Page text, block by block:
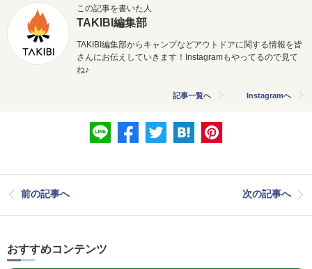
この記事を書いた人
TAKIBI編集部
TAKIBI編集部からキャンプなどアウトドアに関する情報を皆
さんにお伝えしていきます！Instagramもやってるので見て
ね♪
記事一覧へ Instagramへ
前の記事へ 次の記事へ
おすすめコンテンツ